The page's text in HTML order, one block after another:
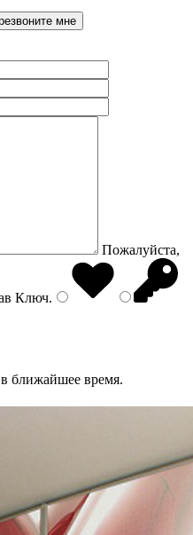
Пожалуйста,
Ключ.
ближайшее время.